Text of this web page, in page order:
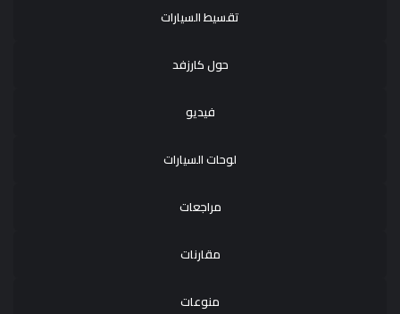
تقسيط السيارات
حول كارزفد
فيديو
لوحات السيارات
مراجعات
مقارنات
منوعات